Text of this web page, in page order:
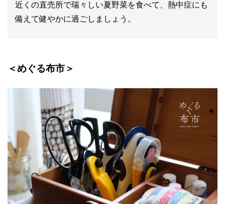
近くの直売所で瑞々しい夏野菜を食べて、熱中症にも
備えて健やかに過ごしましょう。
＜めぐる布市＞